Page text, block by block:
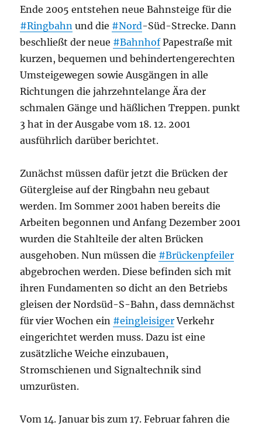
Ende 2005 entstehen neue Bahnsteige für die
#Ringbahn und die #Nord-Süd-Strecke. Dann
beschließt der neue #BahnhofPapestraße mit
kurzen, bequemen und behindertengerechten
Umsteigewegen sowie Ausgängen in alle
Richtungen die jahrzehntelange Ära der
schmalen Gänge und häßlichen Treppen. punkt
3 hat in der Ausgabe vom 18. 12. 2001
ausführlich darüber berichtet.
Zunächst müssen dafür jetzt die Brücken der
Gütergleise auf der Ringbahn neu gebaut
werden. Im Sommer 2001 haben bereits die
Arbeiten begonnen und Anfang Dezember 2001
wurden die Stahlteile der alten Brücken
ausgehoben. Nun müssen die #Brückenpfeiler
abgebrochen werden. Diese befinden sich mit
ihren Fundamenten so dicht an den Betriebs
gleisen der Nordsüd-S-Bahn, dass demnächst
für vier Wochen ein #eingleisigerVerkehr
eingerichtet werden muss. Dazu ist eine
zusätzliche Weiche einzubauen,
Stromschienen und Signaltechnik sind
umzurüsten.
Vom 14. Januar bis zum 17. Februar fahren die